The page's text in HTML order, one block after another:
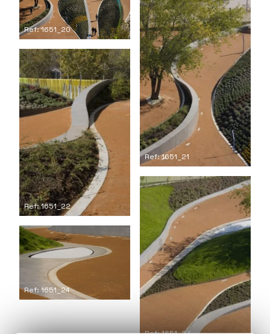
Ref: 1651_20
Ref: 1651_21
Ref: 1651_22
Ref: 1651_24